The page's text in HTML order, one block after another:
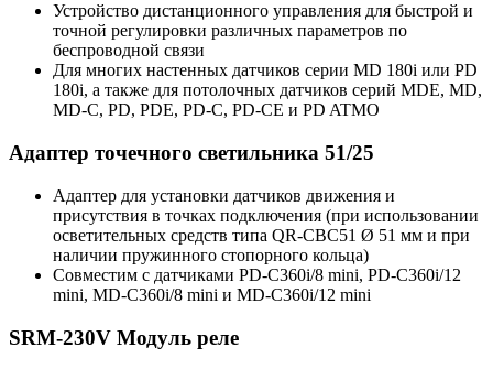
Устройство дистанционного управления для быстрой и
точной регулировки различных параметров по
беспроводной связи
Для многих настенных датчиков серии MD 180i или PD
180i, а также для потолочных датчиков серий MDE, MD,
MD-C, PD, PDE, PD-C, PD-CE и PD ATMO
Адаптер точечного светильника 51/25
Адаптер для установки датчиков движения и
присутствия в точках подключения (при использовании
осветительных средств типа QR-CBC51 Ø 51 мм и при
наличии пружинного стопорного кольца)
Совместим с датчиками PD-C360i/8 mini, PD-C360i/12
mini, MD-C360i/8 mini и MD-C360i/12 mini
SRM-230V Модуль реле